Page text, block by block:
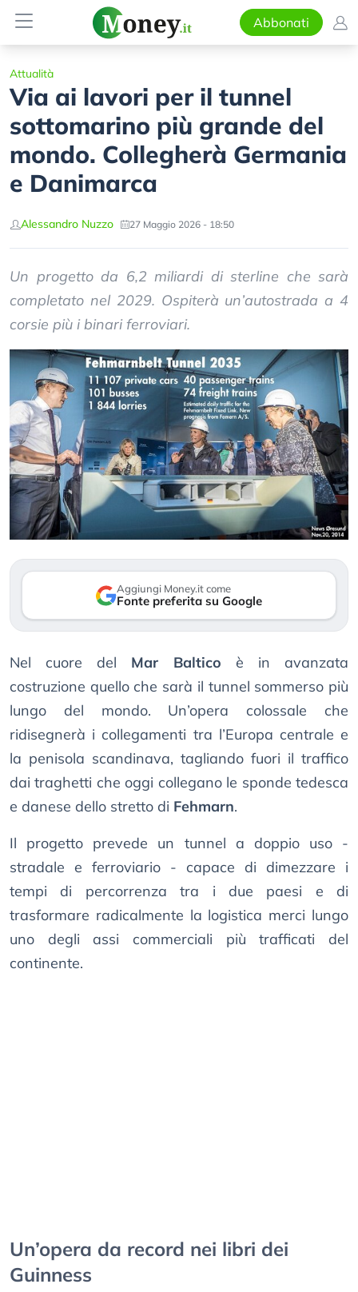
Abbonati
Attualità
Via ai lavori per il tunnel
sottomarino più grande del
mondo. Collegherà Germania
e Danimarca
Alessandro Nuzzo 27 Maggio 2026 - 18:50
Un progetto da 6,2 miliardi di sterline che sarà
completato nel 2029. Ospiterà un’autostrada a 4
corsie più i binari ferroviari.
Aggiungi Money.it come
Fonte preferita su Google
Nel cuore del Mar Baltico è in avanzata
costruzione quello che sarà il tunnel sommerso più
lungo del mondo. Un’opera colossale che
ridisegnerà i collegamenti tra l’Europa centrale e
la penisola scandinava, tagliando fuori il traffico
dai traghetti che oggi collegano le sponde tedesca
e danese dello stretto di Fehmarn.
Il progetto prevede un tunnel a doppio uso -
stradale e ferroviario - capace di dimezzare i
tempi di percorrenza tra i due paesi e di
trasformare radicalmente la logistica merci lungo
uno degli assi commerciali più trafficati del
continente.
Un’opera da record nei libri dei
Guinness